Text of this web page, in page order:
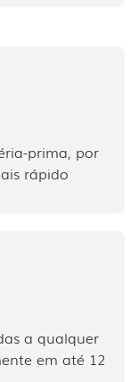
prima, por
rápido
a qualquer
em até 12